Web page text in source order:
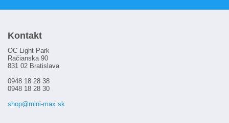
Kontakt
OC Light Park
Račianska 90
831 02 Bratislava
0948 18 28 38
0948 18 28 30
shop@mini-max.sk